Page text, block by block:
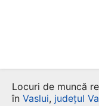
Locuri de muncă
în Vaslui, județul